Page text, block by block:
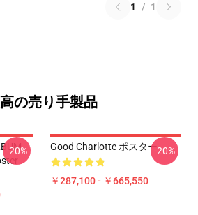
1 / 1
の売り手製品
-20% Good Charlotte ポスター
￥287,100 - ￥665,550
-20%